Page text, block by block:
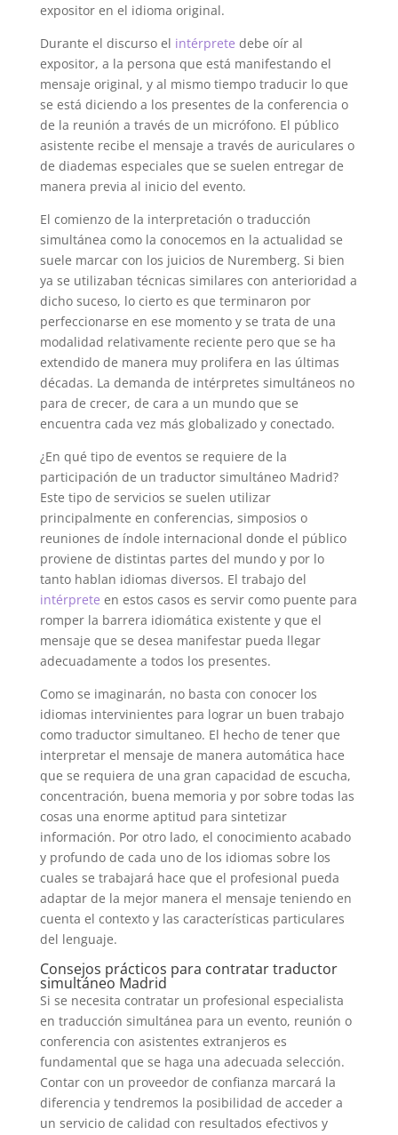
expositor en el idioma original.
Durante el discurso el intérprete debe oír al
expositor, a la persona que está manifestando el
mensaje original, y al mismo tiempo traducir lo que
se está diciendo a los presentes de la conferencia o
de la reunión a través de un micrófono. El público
asistente recibe el mensaje a través de auriculares o
de diademas especiales que se suelen entregar de
manera previa al inicio del evento.
El comienzo de la interpretación o traducción
simultánea como la conocemos en la actualidad se
suele marcar con los juicios de Nuremberg. Si bien
ya se utilizaban técnicas similares con anterioridad a
dicho suceso, lo cierto es que terminaron por
perfeccionarse en ese momento y se trata de una
modalidad relativamente reciente pero que se ha
extendido de manera muy prolifera en las últimas
décadas. La demanda de intérpretes simultáneos no
para de crecer, de cara a un mundo que se
encuentra cada vez más globalizado y conectado.
¿En qué tipo de eventos se requiere de la
participación de un traductor simultáneo Madrid?
Este tipo de servicios se suelen utilizar
principalmente en conferencias, simposios o
reuniones de índole internacional donde el público
proviene de distintas partes del mundo y por lo
tanto hablan idiomas diversos. El trabajo del
intérprete en estos casos es servir como puente para
romper la barrera idiomática existente y que el
mensaje que se desea manifestar pueda llegar
adecuadamente a todos los presentes.
Como se imaginarán, no basta con conocer los
idiomas intervinientes para lograr un buen trabajo
como traductor simultaneo. El hecho de tener que
interpretar el mensaje de manera automática hace
que se requiera de una gran capacidad de escucha,
concentración, buena memoria y por sobre todas las
cosas una enorme aptitud para sintetizar
información. Por otro lado, el conocimiento acabado
y profundo de cada uno de los idiomas sobre los
cuales se trabajará hace que el profesional pueda
adaptar de la mejor manera el mensaje teniendo en
cuenta el contexto y las características particulares
del lenguaje.
Consejos prácticos para contratar traductor
simultáneo Madrid
Si se necesita contratar un profesional especialista
en traducción simultánea para un evento, reunión o
conferencia con asistentes extranjeros es
fundamental que se haga una adecuada selección.
Contar con un proveedor de confianza marcará la
diferencia y tendremos la posibilidad de acceder a
un servicio de calidad con resultados efectivos y